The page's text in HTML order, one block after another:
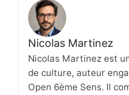
Nicolas Martinez
Nicolas Martinez est
de culture, auteur
Open 6ème Sens. Il